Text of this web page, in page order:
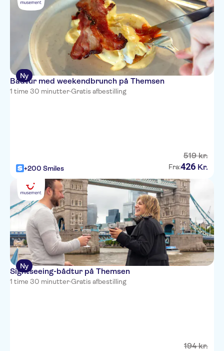
Ny
Bådtur med weekendbrunch på Themsen
1 time 30 minutter·Gratis afbestilling
+200 Smiles
519 kr.
Fra:426 Kr.
Ny
Sightseeing-bådtur på Themsen
1 time 30 minutter·Gratis afbestilling
194 kr.